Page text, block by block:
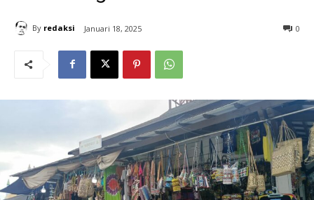
By redaksi Januari 18, 2025 0